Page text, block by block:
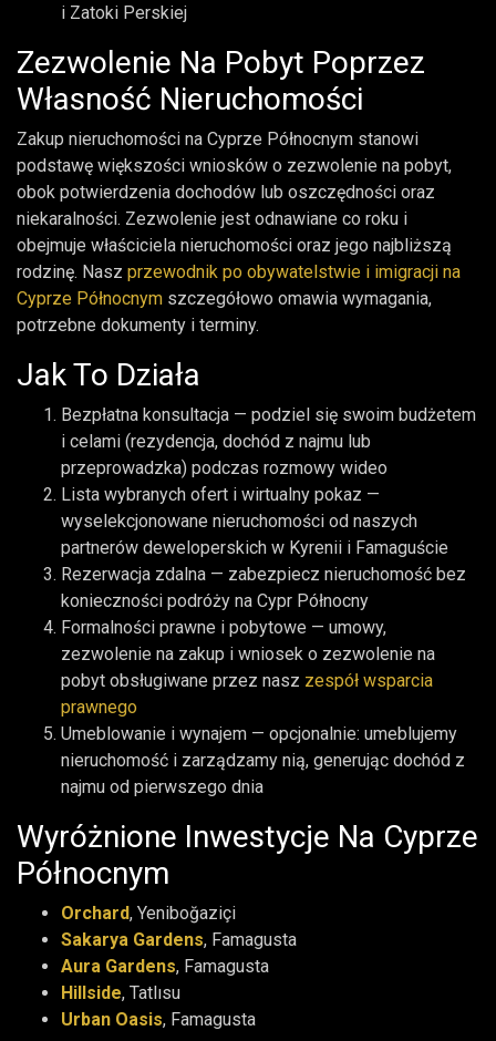
i Zatoki Perskiej
Zezwolenie Na Pobyt Poprzez
Własność Nieruchomości
Zakup nieruchomości na Cyprze Północnym stanowi
podstawę większości wniosków o zezwolenie na pobyt,
obok potwierdzenia dochodów lub oszczędności oraz
niekaralności. Zezwolenie jest odnawiane co roku i
obejmuje właściciela nieruchomości oraz jego najbliższą
rodzinę. Nasz przewodnik po obywatelstwie i imigracji na
Cyprze Północnym szczegółowo omawia wymagania,
potrzebne dokumenty i terminy.
Jak To Działa
Bezpłatna konsultacja — podziel się swoim budżetem
i celami (rezydencja, dochód z najmu lub
przeprowadzka) podczas rozmowy wideo
Lista wybranych ofert i wirtualny pokaz —
wyselekcjonowane nieruchomości od naszych
partnerów deweloperskich w Kyrenii i Famaguście
Rezerwacja zdalna — zabezpiecz nieruchomość bez
konieczności podróży na Cypr Północny
Formalności prawne i pobytowe — umowy,
zezwolenie na zakup i wniosek o zezwolenie na
pobyt obsługiwane przez nasz zespół wsparcia
prawnego
Umeblowanie i wynajem — opcjonalnie: umeblujemy
nieruchomość i zarządzamy nią, generując dochód z
najmu od pierwszego dnia
Wyróżnione Inwestycje Na Cyprze
Północnym
Orchard, Yeniboğaziçi
Sakarya Gardens, Famagusta
Aura Gardens, Famagusta
Hillside, Tatlısu
Urban Oasis, Famagusta